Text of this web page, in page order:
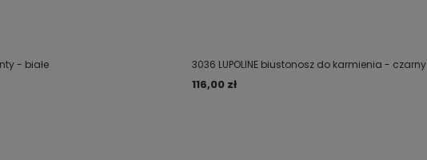
- białe 3036 LUPOLINE biustonosz do karmienia - czarny
116,00 zł